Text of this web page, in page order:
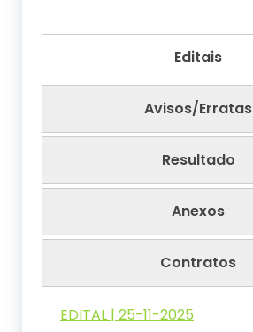
Editais
Avisos/Erratas
Resultado
Anexos
Contratos
EDITAL | 25-11-2025